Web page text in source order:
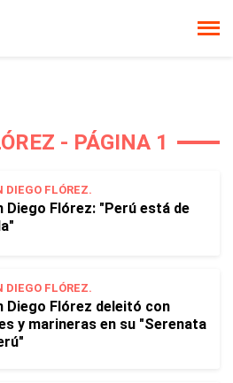
- PÁGINA 1
DIEGO FLÓREZ.
Diego Flórez: "Perú está de
DIEGO FLÓREZ.
Diego Flórez deleitó con
y marineras en su "Serenata